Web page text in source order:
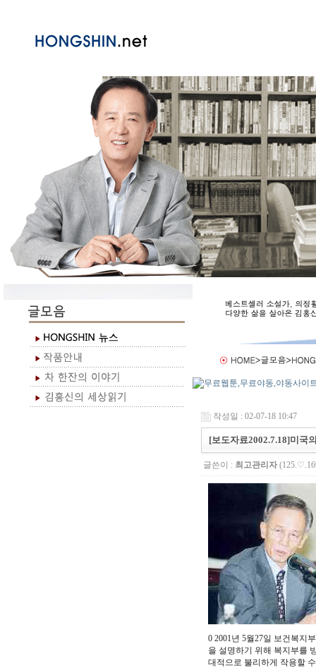
작성일 : 02-07-18 10:47
[보도자료2002.7.18]미국
글쓴이 : 최고관리자
0 2001년 5월27일 보건복지
을 설명하기 위해 복지부를
대적으로 불리하게 작용할